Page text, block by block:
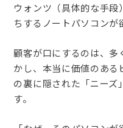
ウォンツ（具体的な手
ちするノートパソコンが
顧客が口にするのは、多
かし、本当に価値のあ
の裏に隠された「ニーズ
す。